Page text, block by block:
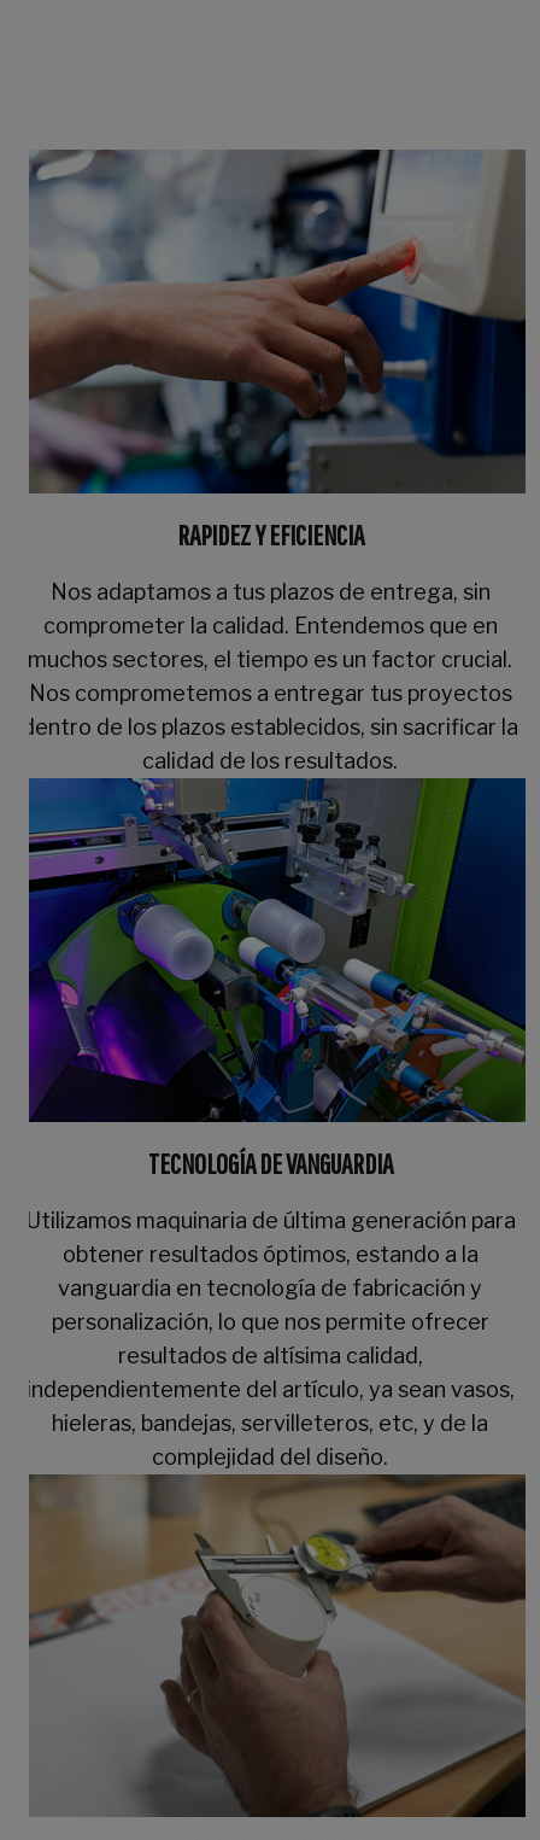
RAPIDEZ Y EFICIENCIA
Nos adaptamos a tus plazos de entrega, sin
comprometer la calidad. Entendemos que en
muchos sectores, el tiempo es un factor crucial.
Nos comprometemos a entregar tus proyectos
dentro de los plazos establecidos, sin sacrificar la
calidad de los resultados.
TECNOLOGÍA DE VANGUARDIA
Utilizamos maquinaria de última generación para
obtener resultados óptimos, estando a la
vanguardia en tecnología de fabricación y
personalización, lo que nos permite ofrecer
resultados de altísima calidad,
independientemente del artículo, ya sean vasos,
hieleras, bandejas, servilleteros, etc, y de la
complejidad del diseño.